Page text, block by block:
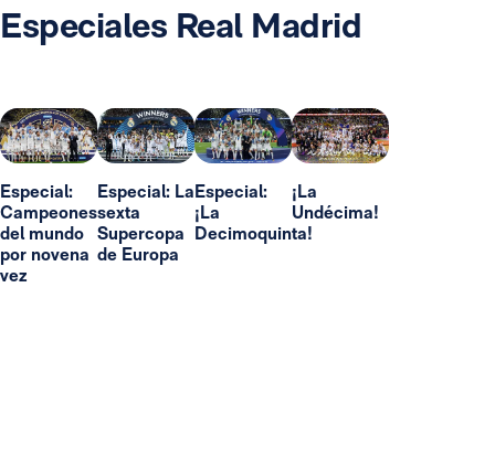
Especiales Real Madrid
Especial:
Campeones
del mundo
por novena
vez
Especial: La
sexta
Supercopa
de Europa
Especial:
¡La
Decimoquinta!
¡La
Undécima!